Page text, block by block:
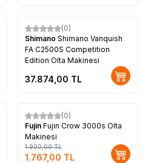
Yeni
(0)
Shimano Shimano Vanquish
FA C2500S Competition
Edition Olta Makinesi
37.874,00 TL
%7
(0)
Fujin Fujin Crow 3000s Olta
Makinesi
1.900,00TL
1.767,00 TL